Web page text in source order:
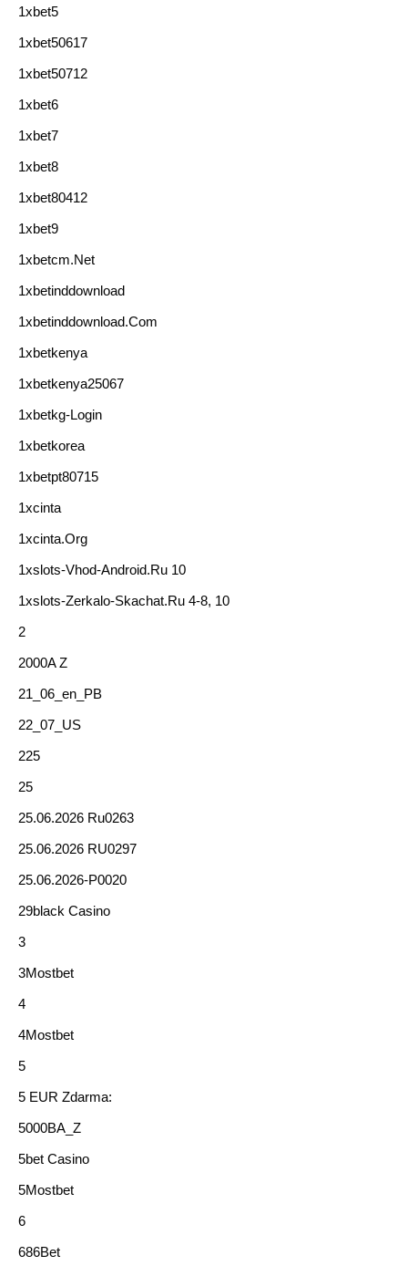
1xbet5
1xbet50617
1xbet50712
1xbet6
1xbet7
1xbet8
1xbet80412
1xbet9
1xbetcm.net
1xbetinddownload
1xbetinddownload.com
1xbetkenya
1xbetkenya25067
1xbetkg-Login
1xbetkorea
1xbetpt80715
1xcinta
1xcinta.org
1xslots-Vhod-Android.ru 10
1xslots-Zerkalo-Skachat.ru 4-8, 10
2
2000A Z
21_06_en_PB
22_07_US
225
25
25.06.2026 Ru0263
25.06.2026 RU0297
25.06.2026-P0020
29black Casino
3
3Mostbet
4
4Mostbet
5
5 EUR Zdarma:
5000BA_Z
5bet Casino
5Mostbet
6
686Bet